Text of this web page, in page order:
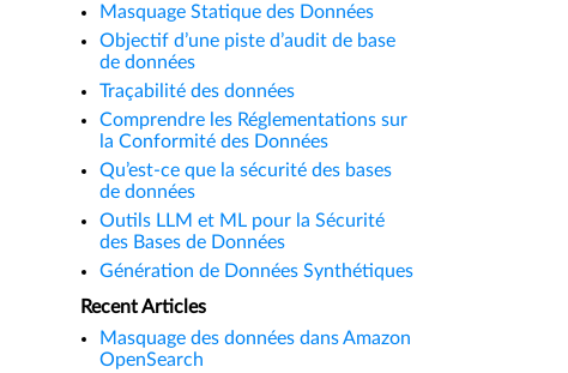
Masquage Statique des Données
Objectif d’une piste d’audit de base
de données
Traçabilité des données
Comprendre les Réglementations sur
la Conformité des Données
Qu’est-ce que la sécurité des bases
de données
Outils LLM et ML pour la Sécurité
des Bases de Données
Génération de Données Synthétiques
Recent Articles
Masquage des données dans Amazon
OpenSearch